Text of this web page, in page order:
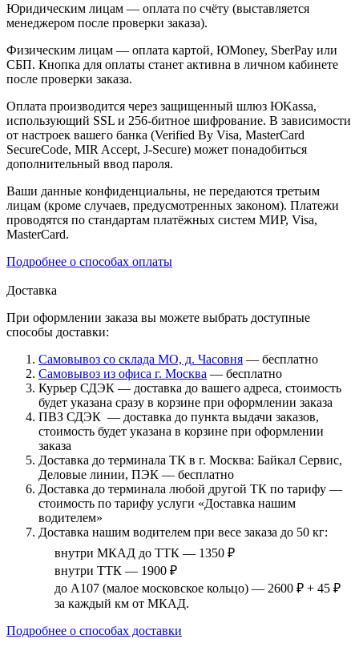
Юридическим лицам — оплата по счёту (выставляется
менеджером после проверки заказа).
Физическим лицам — оплата картой, ЮMoney, SberPay или
СБП. Кнопка для оплаты станет активна в личном кабинете
после проверки заказа.
Оплата производится через защищенный шлюз ЮKassa,
использующий SSL и 256-битное шифрование. В зависимости
от настроек вашего банка (Verified By Visa, MasterCard
SecureCode, MIR Accept, J-Secure) может понадобиться
дополнительный ввод пароля.
Ваши данные конфиденциальны, не передаются третьим
лицам (кроме случаев, предусмотренных законом). Платежи
проводятся по стандартам платёжных систем МИР, Visa,
MasterCard.
Подробнее о способах оплаты
Доставка
При оформлении заказа вы можете выбрать доступные
способы доставки:
Самовывоз со склада МО, д. Часовня — бесплатно
Самовывоз из офиса г. Москва — бесплатно
Курьер СДЭК — доставка до вашего адреса, стоимость
будет указана сразу в корзине при оформлении заказа
ПВЗ СДЭК — доставка до пункта выдачи заказов,
стоимость будет указана в корзине при оформлении
заказа
Доставка до терминала ТК в г. Москва: Байкал Сервис,
Деловые линии, ПЭК — бесплатно
Доставка до терминала любой другой ТК по тарифу —
стоимость по тарифу услуги «Доставка нашим
водителем»
Доставка нашим водителем при весе заказа до 50 кг:
внутри МКАД до ТТК — 1350 ₽
внутри ТТК — 1900 ₽
до А107 (малое московское кольцо) — 2600 ₽ + 45 ₽
за каждый км от МКАД.
Подробнее о способах доставки